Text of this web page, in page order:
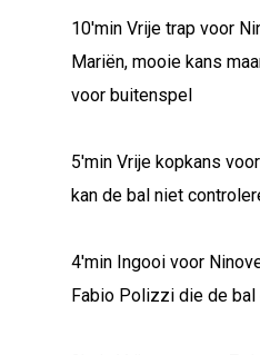
10'min Vrije trap voor
Mariën, mooie kans
voor buitenspel
5'min Vrije kopkans
kan de bal niet
4'min Ingooi voor
Fabio Polizzi die de